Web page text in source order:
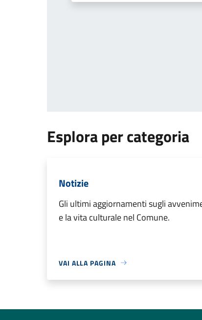
Esplora per categoria
Notizie
Gli ultimi aggiornamenti sugli
e la vita culturale nel Comune.
VAI ALLA PAGINA